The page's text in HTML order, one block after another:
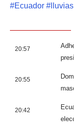
#Ecuador # lluvias
20:57
20:55
20:42